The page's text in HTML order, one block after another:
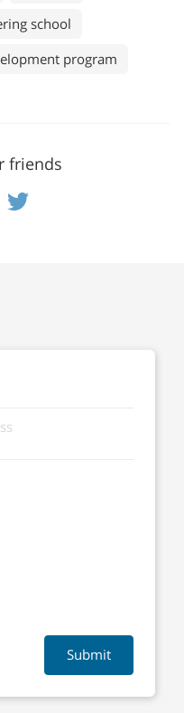
school
program
friends
Submit